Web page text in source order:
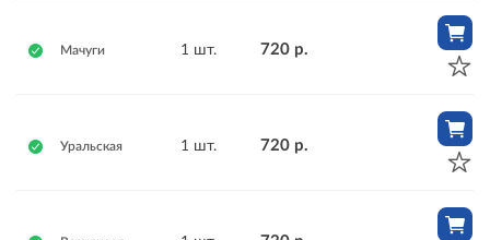
Мачуги 1 шт. 720 р.
Уральская 1 шт. 720 р.